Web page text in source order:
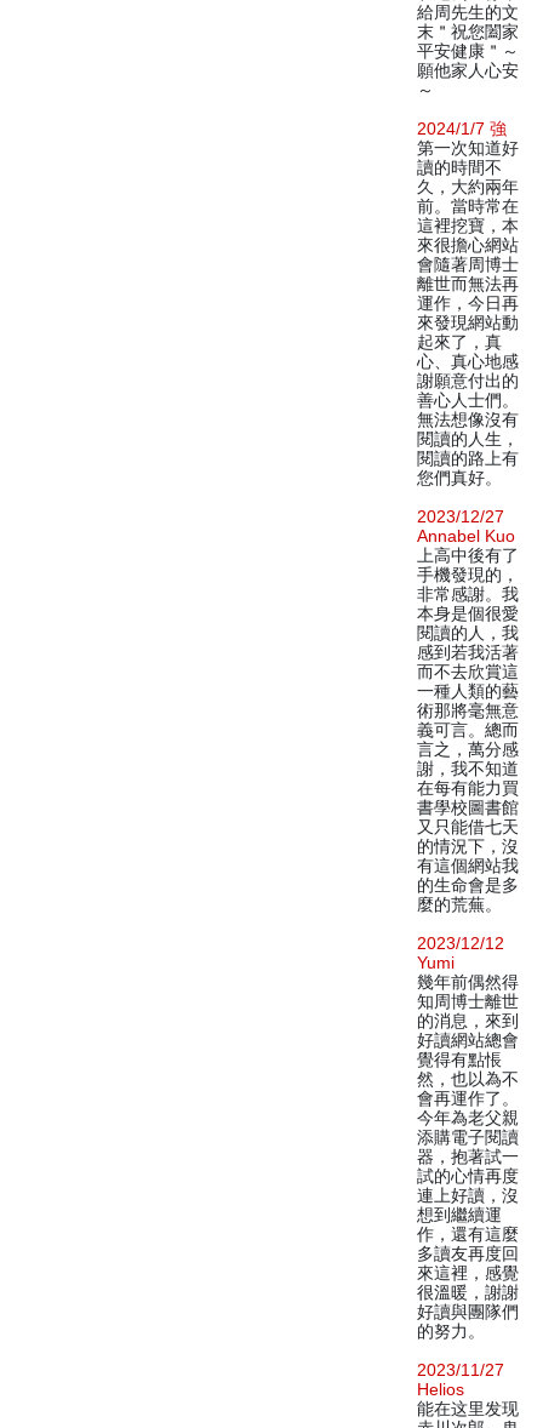
給周先生的文
末＂祝您闔家
平安健康＂～
願他家人心安
～
2024/1/7 強
第一次知道好
讀的時間不
久，大約兩年
前。當時常在
這裡挖寶，本
來很擔心網站
會隨著周博士
離世而無法再
運作，今日再
來發現網站動
起來了，真
心、真心地感
謝願意付出的
善心人士們。
無法想像沒有
閱讀的人生，
閱讀的路上有
您們真好。
2023/12/27
Annabel Kuo
上高中後有了
手機發現的，
非常感謝。我
本身是個很愛
閱讀的人，我
感到若我活著
而不去欣賞這
一種人類的藝
術那將毫無意
義可言。總而
言之，萬分感
謝，我不知道
在每有能力買
書學校圖書館
又只能借七天
的情況下，沒
有這個網站我
的生命會是多
麼的荒蕪。
2023/12/12
Yumi
幾年前偶然得
知周博士離世
的消息，來到
好讀網站總會
覺得有點悵
然，也以為不
會再運作了。
今年為老父親
添購電子閱讀
器，抱著試一
試的心情再度
連上好讀，沒
想到繼續運
作，還有這麼
多讀友再度回
來這裡，感覺
很溫暖，謝謝
好讀與團隊們
的努力。
2023/11/27
Helios
能在这里发现